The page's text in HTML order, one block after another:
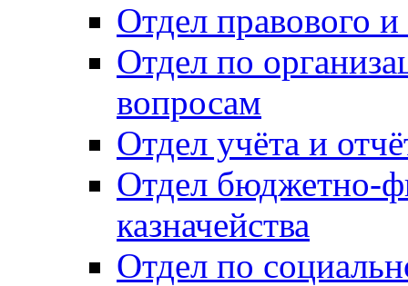
Отдел правового
Отдел по
вопросам
Отдел учёта и
Отдел бюджетно-
казначейства
Отдел по